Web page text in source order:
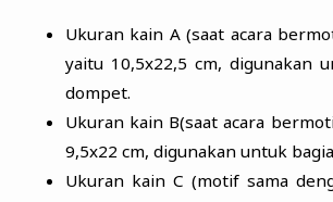
Ukuran kain A (saat acara
yaitu 10,5x22,5 cm, digunakan
dompet.
Ukuran kain B(saat acara
9,5x22 cm, digunakan untuk
Ukuran kain C (motif sama